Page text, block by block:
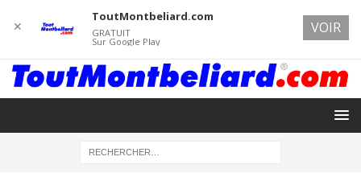
✕
ToutMontbeliard.com
GRATUIT
Sur Google Play
VOIR